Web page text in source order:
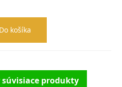
Do košíka
produkty